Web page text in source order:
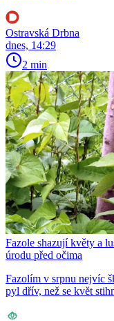
Ostravská Drbna
dnes, 14:29
2 min
Fazole shazují květy a
úrodu před očima
Fazolím v srpnu nejvíc
pyl dřív, než se květ